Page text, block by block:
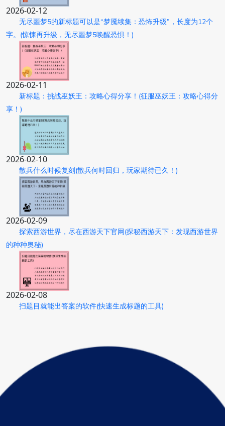
2026-02-12
无尽噩梦5的新标题可以是“梦魇续集：恐怖升级”，长度为12个
字。(惊悚再升级，无尽噩梦5唤醒恐惧！)
2026-02-11
新标题：挑战巫妖王：攻略心得分享！(征服巫妖王：攻略心得分
享！)
2026-02-10
散兵什么时候复刻(散兵何时回归，玩家期待已久！)
2026-02-09
探索西游世界，尽在西游天下官网(探秘西游天下：发现西游世界
的种种奥秘)
2026-02-08
扫题目就能出答案的软件(快速生成标题的工具)